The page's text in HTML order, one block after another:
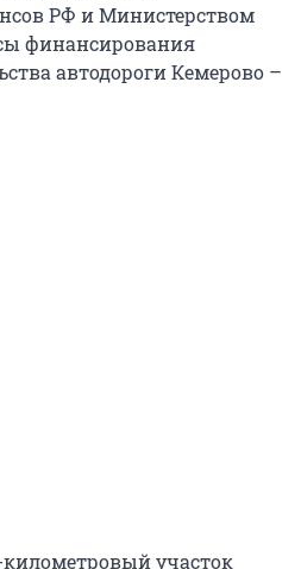
РФ и Министерством
финансирования
автодороги Кемерово –
участок